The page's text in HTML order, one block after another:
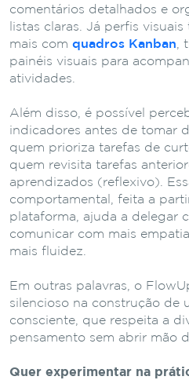
comentários detalhados e
listas claras. Já perfis
mais com quadros Kanban,
painéis visuais para
atividades.
Além disso, é possível
indicadores antes de tomar
quem prioriza tarefas de
quem revisita tarefas
aprendizados (reflexivo).
comportamental, feita a
plataforma, ajuda a delegar
comunicar com mais
mais fluidez.
Em outras palavras, o
silencioso na construção de
consciente, que respeita a
pensamento sem abrir mão
Quer experimentar na